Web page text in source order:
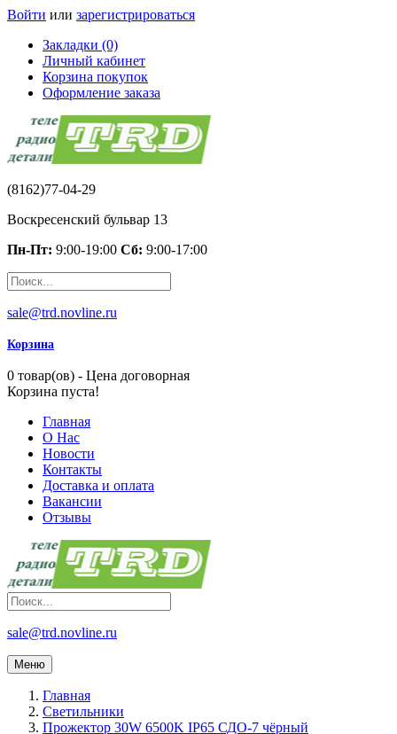
Войти или зарегистрироваться
Закладки (0)
Личный кабинет
Корзина покупок
Оформление заказа
(8162)77-04-29
Воскресенский бульвар 13
Пн-Пт: 9:00-19:00 Сб: 9:00-17:00
sale@trd.novline.ru
Корзина
0 товар(ов) - Цена договорная
Корзина пуста!
Главная
О Нас
Новости
Контакты
Доставка и оплата
Вакансии
Отзывы
sale@trd.novline.ru
Меню
Главная
Светильники
Прожектор 30W 6500K IP65 СДО-7 чёрный